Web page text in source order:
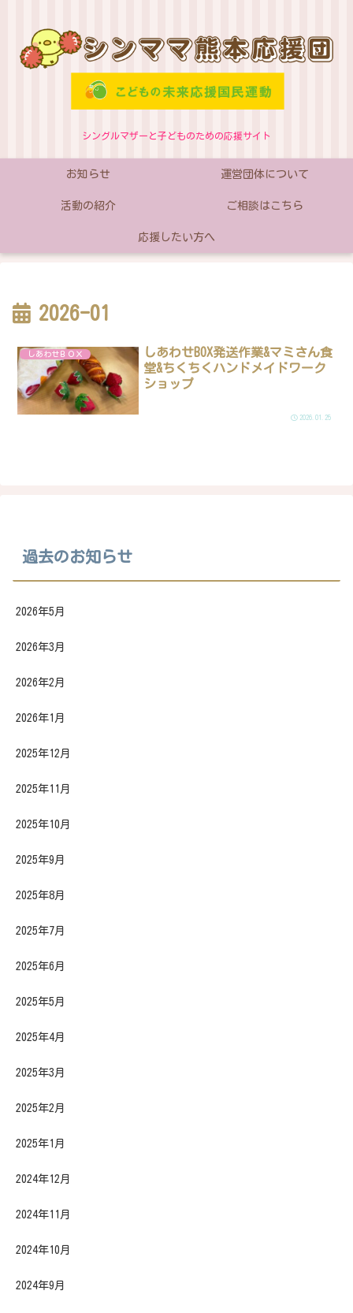
シングルマザーと子どものための応援サイト
お知らせ 運営団体について
活動の紹介 ご相談はこちら
応援したい方へ
2026-01
しあわせＢＯＸ
しあわせBOX発送作業&マミさん食
堂&ちくちくハンドメイドワーク
ショップ
2026.01.25
過去のお知らせ
2026年5月
2026年3月
2026年2月
2026年1月
2025年12月
2025年11月
2025年10月
2025年9月
2025年8月
2025年7月
2025年6月
2025年5月
2025年4月
2025年3月
2025年2月
2025年1月
2024年12月
2024年11月
2024年10月
2024年9月